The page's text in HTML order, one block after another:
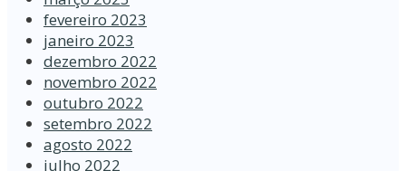
fevereiro 2023
janeiro 2023
dezembro 2022
novembro 2022
outubro 2022
setembro 2022
agosto 2022
julho 2022